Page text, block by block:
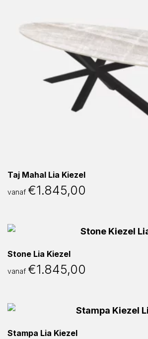
Taj Mahal Lia Kiezel
vanaf €1.845,00
Stone Lia Kiezel
vanaf €1.845,00
Stampa Lia Kiezel